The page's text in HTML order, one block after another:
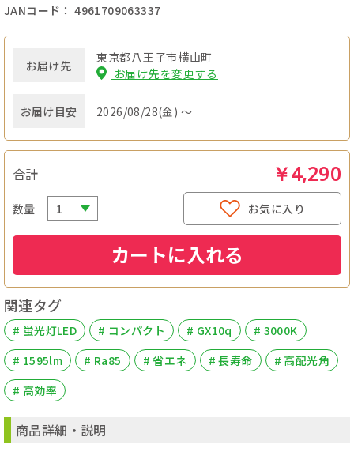
JANコード： 4961709063337
お届け先
東京都八王子市横山町
お届け先を変更する
お届け目安 2026/08/28(金) ～
合計 ￥4,290
数量 お気に入り
カートに入れる
関連タグ
# 蛍光灯LED # コンパクト # GX10q
# 3000K
# 1595lm
# Ra85 # 省エネ # 長寿命
# 高配光角
# 高効率
商品詳細・説明